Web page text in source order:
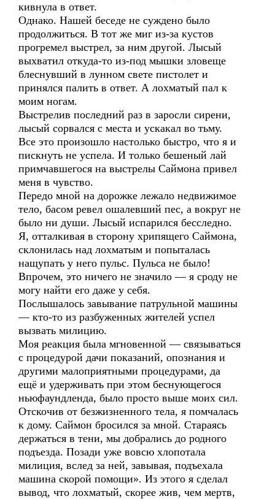
кивнула в ответ.
Однако. Нашей беседе не суждено было
продолжиться. В тот же миг из-за кустов
прогремел выстрел, за ним другой. Лысый
выхватил откуда-то из-под мышки зловеще
блеснувший в лунном свете пистолет и
принялся палить в ответ. А лохматый пал к
моим ногам.
Выстрелив последний раз в заросли сирени,
лысый сорвался с места и ускакал во тьму.
Все это произошло настолько быстро, что я и
пискнуть не успела. И только бешеный лай
примчавшегося на выстрелы Саймона привел
меня в чувство.
Передо мной на дорожке лежало недвижимое
тело, басом ревел ошалевший пес, а вокруг не
было ни души. Лысый испарился бесследно.
Я, отталкивая в сторону хрипящего Саймона,
склонилась над лохматым и попыталась
нащупать у него пульс. Пульса не было!
Впрочем, это ничего не значило — я сроду не
могу найти его даже у себя.
Послышалось завывание патрульной машины
— кто-то из разбуженных жителей успел
вызвать милицию.
Моя реакция была мгновенной — связываться
с процедурой дачи показаний, опознания и
другими малоприятными процедурами, да
ещё и удерживать при этом беснующегося
ньюфаундленда, было просто выше моих сил.
Отскочив от безжизненного тела, я помчалась
к дому. Саймон бросился за мной. Стараясь
держаться в тени, мы добрались до родного
подъезда. Позади уже вовсю хлопотала
милиция, вслед за ней, завывая, подъехала
машина скорой помощи». Из этого я сделал
вывод, что лохматый, скорее жив, чем мертв,